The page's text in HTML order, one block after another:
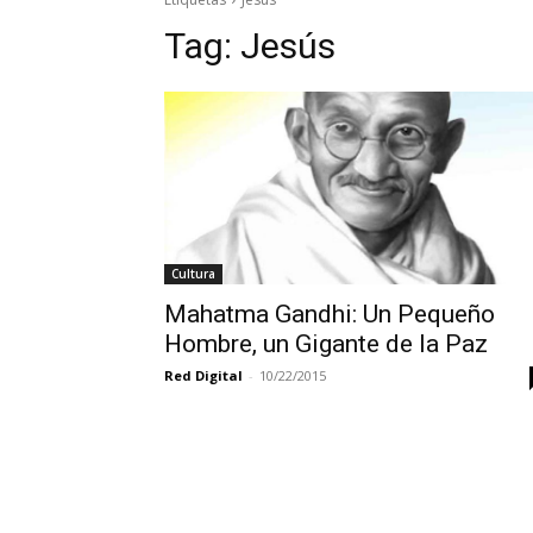
Tag: Jesús
Cultura
Mahatma Gandhi: Un Pequeño
Hombre, un Gigante de la Paz
Red Digital - 10/22/2015